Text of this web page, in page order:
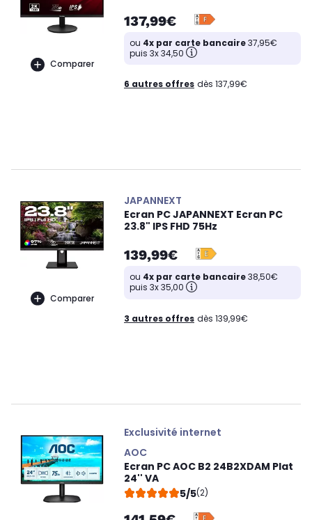
Comparer
137,99€
ou 4x par carte bancaire37,95€
puis 3x 34,50
6 autres offres dès 137,99€
Comparer
JAPANNEXT
Ecran PC JAPANNEXT Ecran PC
23.8" IPS FHD 75Hz
139,99€
ou 4x par carte bancaire38,50€
puis 3x 35,00
3 autres offres dès 139,99€
Exclusivité internet
AOC
Ecran PC AOC B2 24B2XDAM Plat
24'' VA
5/5(2)